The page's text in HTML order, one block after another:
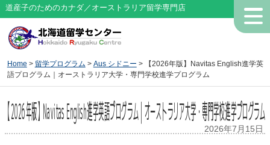
道産子のためのカナダ／オーストラリア留学専門店
Home > 留学プログラム > Aus シドニー > 【2026年版】Navitas English進学英
語プログラム｜オーストラリア大学・専門学校進学プログラム
【2026年版】Navitas English進学英語プログラム｜オーストラリア大学・専門学校進学プログラム
2026年7月15日